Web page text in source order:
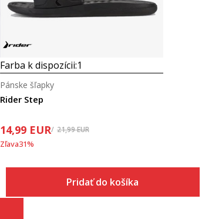
Farba k dispozícii:1
Rider Step
Pánske šľapky
14,99 EUR 21,99EUR
Zľava31%
Pridať do košíka